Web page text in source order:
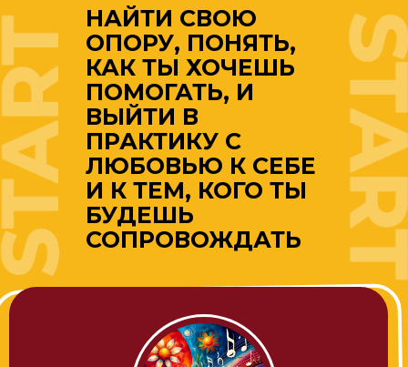
НАЙТИ СВОЮ
ОПОРУ, ПОНЯТЬ,
КАК ТЫ ХОЧЕШЬ
ПОМОГАТЬ, И
ВЫЙТИ В
ПРАКТИКУ С
ЛЮБОВЬЮ К СЕБЕ
И К ТЕМ, КОГО ТЫ
БУДЕШЬ
СОПРОВОЖДАТЬ